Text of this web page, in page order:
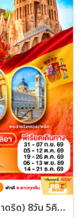
ทัวร์สเปน (บาร์เซโลน่า-เซโกเบีย-โตเลโด-มาดริด) 8วัน 5คืน (SV)